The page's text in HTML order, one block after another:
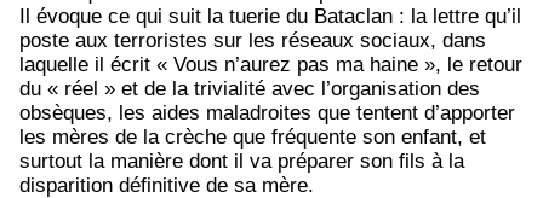
Il évoque ce qui suit la tuerie du Bataclan : la lettre qu’il
poste aux terroristes sur les réseaux sociaux, dans
laquelle il écrit « Vous n’aurez pas ma haine », le retour
du « réel » et de la trivialité avec l’organisation des
obsèques, les aides maladroites que tentent d’apporter
les mères de la crèche que fréquente son enfant, et
surtout la manière dont il va préparer son fils à la
disparition définitive de sa mère.